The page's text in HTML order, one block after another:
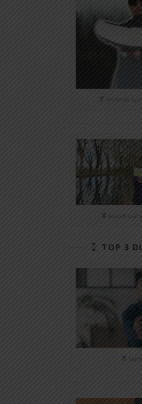
Arc'teryx
Asics
TOP 3